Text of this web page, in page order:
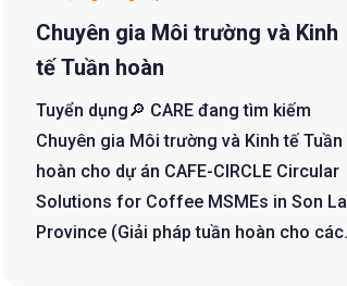
Chuyên gia Môi trường và Kinh
tế Tuần hoàn
Tuyển dụng🔎 CARE đang tìm kiếm
Chuyên gia Môi trường và Kinh tế Tuần
hoàn cho dự án CAFE-CIRCLE Circular
Solutions for Coffee MSMEs in Son La
Province (Giải pháp tuần hoàn cho các